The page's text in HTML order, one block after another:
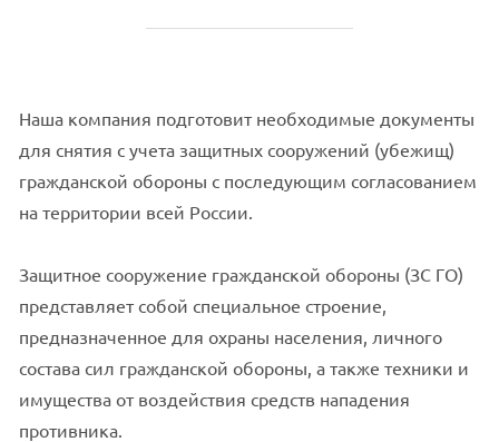
Наша компания подготовит необходимые документы
для снятия с учета защитных сооружений (убежищ)
гражданской обороны с последующим согласованием
на территории всей России.
Защитное сооружение гражданской обороны (ЗС ГО)
представляет собой специальное строение,
предназначенное для охраны населения, личного
состава сил гражданской обороны, а также техники и
имущества от воздействия средств нападения
противника.